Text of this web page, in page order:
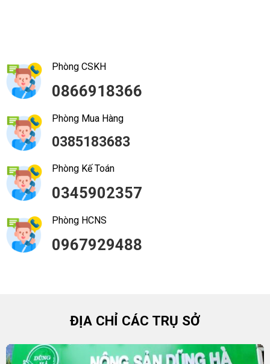
Phòng CSKH
0866918366
Phòng Mua Hàng
0385183683
Phòng Kế Toán
0345902357
Phòng HCNS
0967929488
ĐỊA CHỈ CÁC TRỤ SỞ